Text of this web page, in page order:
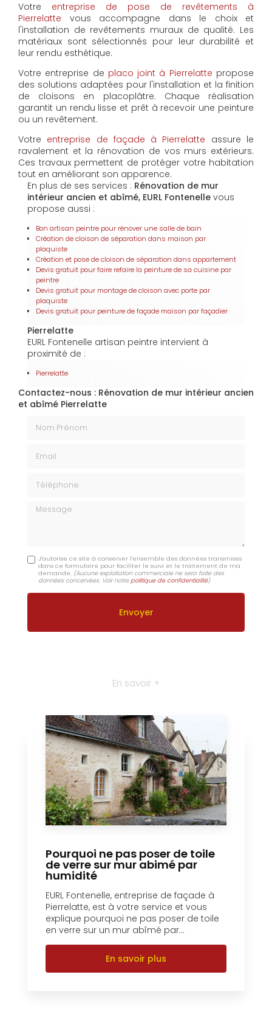
Votre entreprise de pose de revêtements à
Pierrelatte vous accompagne dans le choix et
l'installation de revêtements muraux de qualité. Les
matériaux sont sélectionnés pour leur durabilité et
leur rendu esthétique.
Votre entreprise de placo joint à Pierrelatte propose
des solutions adaptées pour l'installation et la finition
de cloisons en placoplâtre. Chaque réalisation
garantit un rendu lisse et prêt à recevoir une peinture
ou un revêtement.
Votre entreprise de façade à Pierrelatte assure le
ravalement et la rénovation de vos murs extérieurs.
Ces travaux permettent de protéger votre habitation
tout en améliorant son apparence.
En plus de ses services : Rénovation de mur
intérieur ancien et abîmé, EURL Fontenelle vous
propose aussi :
Bon artisan peintre pour rénover une salle de bain
Création de cloison de séparation dans maison par
plaquiste
Création et pose de cloison de séparation dans appartement
Devis gratuit pour faire refaire la peinture de sa cuisine par
peintre
Devis gratuit pour montage de cloison avec porte par
plaquiste
Devis gratuit pour peinture de façade maison par façadier
Pierrelatte
EURL Fontenelle artisan peintre intervient à
proximité de :
Pierrelatte
Contactez-nous : Rénovation de mur intérieur ancien
et abîmé Pierrelatte
Message
J'autorise ce site à conserver l'ensemble des données transmises
dans ce formulaire pour faciliter le suivi et le traitement de ma
demande. (Aucune exploitation commerciale ne sera faite des
données concervées. Voir notrepolitique de confidentialité)
En savoir +
Pourquoi ne pas poser de toile
de verre sur mur abimé par
humidité
EURL Fontenelle, entreprise de façade à
Pierrelatte, est à votre service et vous
explique pourquoi ne pas poser de toile
en verre sur un mur abîmé par...
En savoir plus